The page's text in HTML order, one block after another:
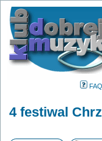
FAQ
4 festiwal